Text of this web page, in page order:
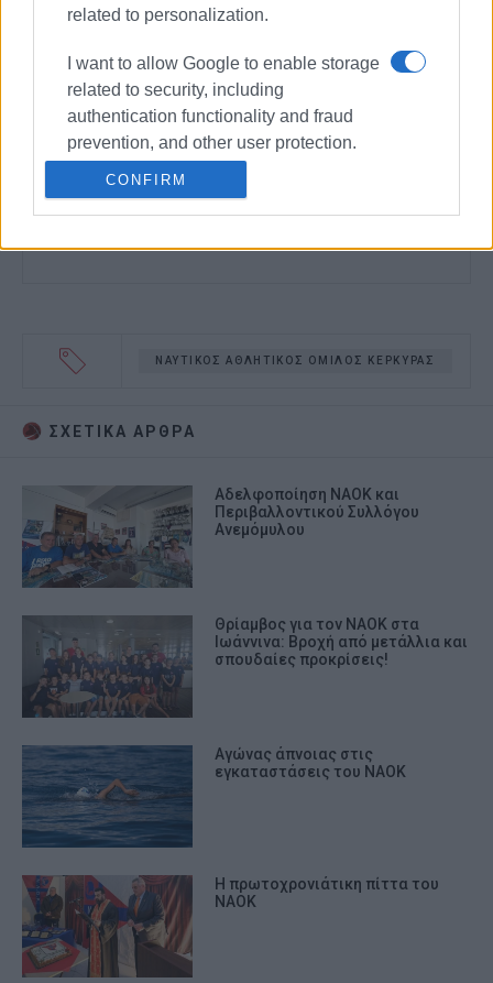
related to personalization.
I want to allow Google to enable storage
related to security, including
authentication functionality and fraud
prevention, and other user protection.
CONFIRM
ΝΑΥΤΙΚΟΣ ΑΘΛΗΤΙΚΟΣ ΟΜΙΛΟΣ ΚΕΡΚΥΡΑΣ
ΣΧΕΤΙΚA AΡΘΡΑ
Αδελφοποίηση ΝΑΟΚ και
Περιβαλλοντικού Συλλόγου
Ανεμόμυλου
Θρίαμβος για τον ΝΑΟΚ στα
Ιωάννινα: Βροχή από μετάλλια και
σπουδαίες προκρίσεις!
Αγώνας άπνοιας στις
εγκαταστάσεις του ΝΑΟΚ
Η πρωτοχρονιάτικη πίττα του
ΝΑΟΚ